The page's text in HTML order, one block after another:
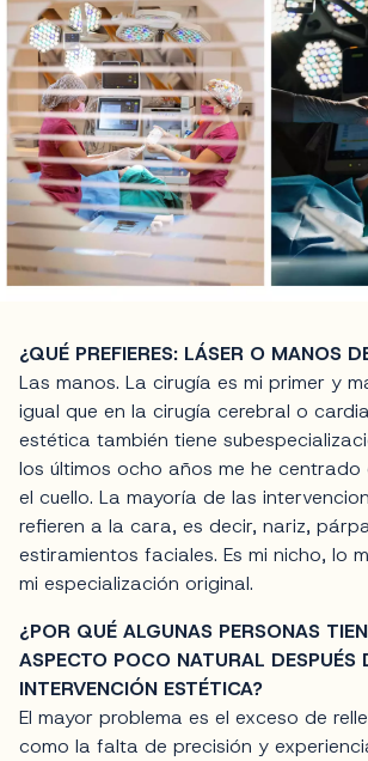
¿QUÉ PREFIERES: LÁSER O MANOS
Las manos. La cirugía es mi primer y
igual que en la cirugía cerebral o
estética también tiene
los últimos ocho años me he
el cuello. La mayoría de las
refieren a la cara, es decir, nariz,
estiramientos faciales. Es mi nicho, lo
mi especialización original.
¿POR QUÉ ALGUNAS PERSONAS
ASPECTO POCO NATURAL DESPUÉS
INTERVENCIÓN ESTÉTICA?
El mayor problema es el exceso de
como la falta de precisión y